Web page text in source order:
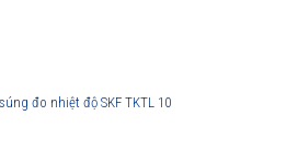
cao tuyệt hảo
được phân phối chính hãng
đo nhiệt độ SKF TKTL 10